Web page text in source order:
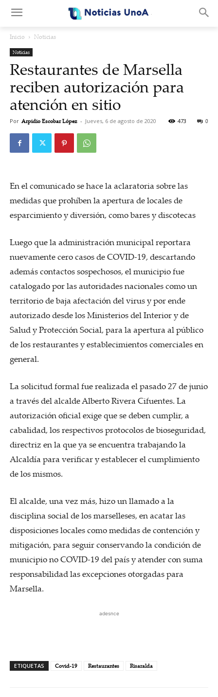
Inicio Noticias
Noticias
Restaurantes de Marsella
reciben autorización para
atención en sitio
Por Arpidio Escobar López - Jueves, 6 de agosto de 2020 0
473
En el comunicado se hace la aclaratoria sobre las
medidas que prohíben la apertura de locales de
esparcimiento y diversión, como bares y discotecas
Luego que la administración municipal reportara
nuevamente cero casos de COVID-19, descartando
además contactos sospechosos, el municipio fue
catalogado por las autoridades nacionales como un
territorio de baja afectación del virus y por ende
autorizado desde los Ministerios del Interior y de
Salud y Protección Social, para la apertura al público
de los restaurantes y establecimientos comerciales en
general.
La solicitud formal fue realizada el pasado 27 de junio
a través del alcalde Alberto Rivera Cifuentes. La
autorización oficial exige que se deben cumplir, a
cabalidad, los respectivos protocolos de bioseguridad,
directriz en la que ya se encuentra trabajando la
Alcaldía para verificar y establecer el cumplimiento
de los mismos.
El alcalde, una vez más, hizo un llamado a la
disciplina social de los marselleses, en acatar las
disposiciones locales como medidas de contención y
mitigación, para seguir conservando la condición de
municipio no COVID-19 del país y atender con suma
responsabilidad las excepciones otorgadas para
Marsella.
adesnce
ETIQUETAS Covid-19 Restaurantes Risaralda